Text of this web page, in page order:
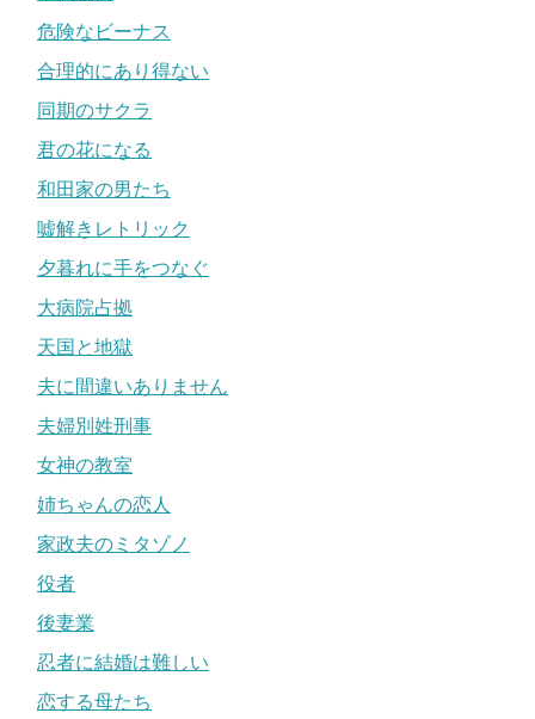
危険なビーナス
合理的にあり得ない
同期のサクラ
君の花になる
和田家の男たち
嘘解きレトリック
夕暮れに手をつなぐ
大病院占拠
天国と地獄
夫に間違いありません
夫婦別姓刑事
女神の教室
姉ちゃんの恋人
家政夫のミタゾノ
役者
後妻業
忍者に結婚は難しい
恋する母たち